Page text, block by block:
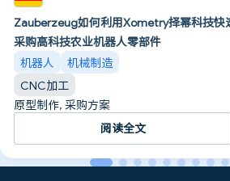
Zauberzeug如何利用Xometry择幂科技快
采购高科技农业机器人零部件
机器人
机械制造
CNC加工
原型制作, 采购方案
阅读全文